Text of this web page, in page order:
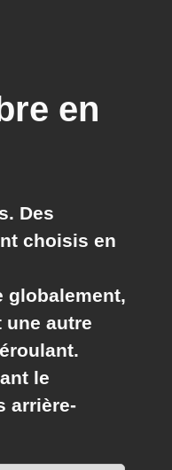
en
Des
choisis en
globalement,
autre
le
arrière-